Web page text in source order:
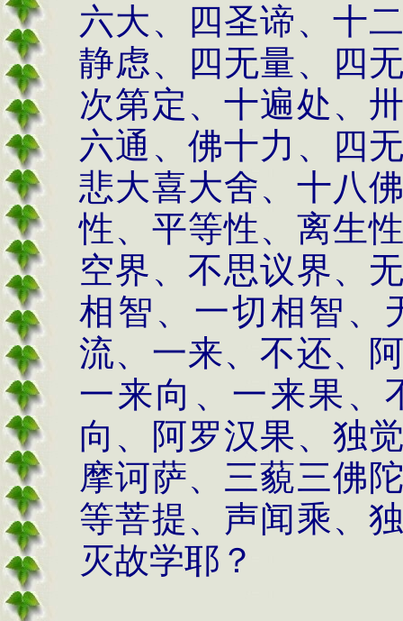
六大、四圣谛、十
静虑、四无量、四
次第定、十遍处、
六通、佛十力、四
悲大喜大舍、十八
性、平等性、离生
空界、不思议界、
相智、一切相智、
流、一来、不还、
一来向、一来果、
向、阿罗汉果、独
摩诃萨、三藐三佛
等菩提、声闻乘、
灭故学耶？